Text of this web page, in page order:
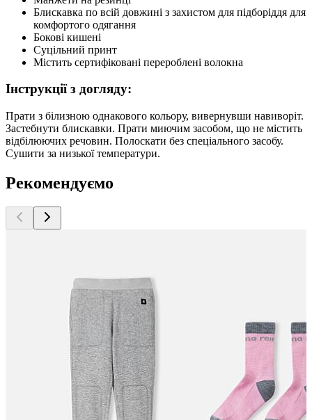
Блискавка по всій довжині з захистом для підборіддя для
комфортого одягання
Бокові кишені
Суцільний принт
Містить сертифіковані перероблені волокна
Інструкції з догляду:
Прати з білизною однакового кольору, вивернувши навиворіт.
Застебнути блискавки. Прати миючим засобом, що не містить
відбілюючих речовин. Полоскати без спеціального засобу.
Сушити за низької температури.
Рекомендуємо